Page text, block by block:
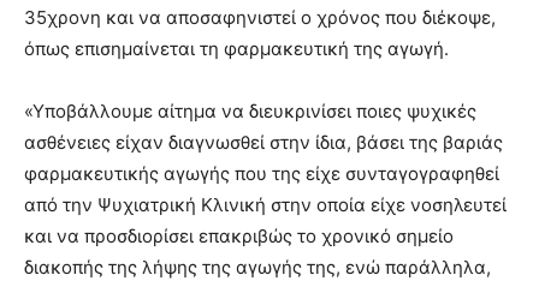
35χρονη και να αποσαφηνιστεί ο χρόνος που διέκοψε,
όπως επισημαίνεται τη φαρμακευτική της αγωγή.
«Υποβάλλουμε αίτημα να διευκρινίσει ποιες ψυχικές
ασθένειες είχαν διαγνωσθεί στην ίδια, βάσει της βαριάς
φαρμακευτικής αγωγής που της είχε συνταγογραφηθεί
από την Ψυχιατρική Κλινική στην οποία είχε νοσηλευτεί
και να προσδιορίσει επακριβώς το χρονικό σημείο
διακοπής της λήψης της αγωγής της, ενώ παράλληλα,